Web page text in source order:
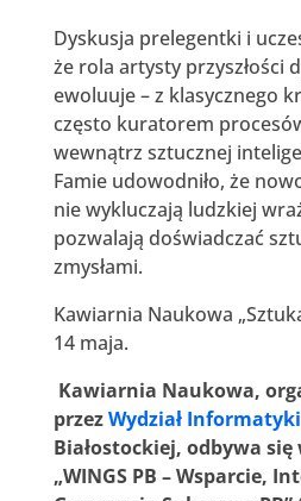
Dyskusja prelegentki i
że rola artysty przyszłości
ewoluuje – z klasycznego
często kuratorem
wewnątrz sztucznej
Famie udowodniło, że
nie wykluczają ludzkiej
pozwalają doświadczać
zmysłami.
Kawiarnia Naukowa
14 maja.
Kawiarnia Naukowa,
przezWydział Informatyki
Białostockiej, odbywa
„WINGS PB – Wsparcie,